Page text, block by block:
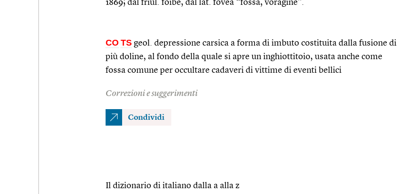
1869; dal friul. foibe, dal lat. fovea “fossa, voragine”.
CO TS geol. depressione carsica a forma di imbuto costituita dalla fusione di
più doline, al fondo della quale si apre un inghiottitoio, usata anche come
fossa comune per occultare cadaveri di vittime di eventi bellici
Correzioni e suggerimenti
Condividi
Il dizionario di italiano dalla a alla z